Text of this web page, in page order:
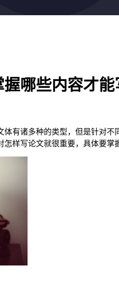
哪些内容才
有诸多种的类型，但是针对
样写论文就很重要，具体要掌